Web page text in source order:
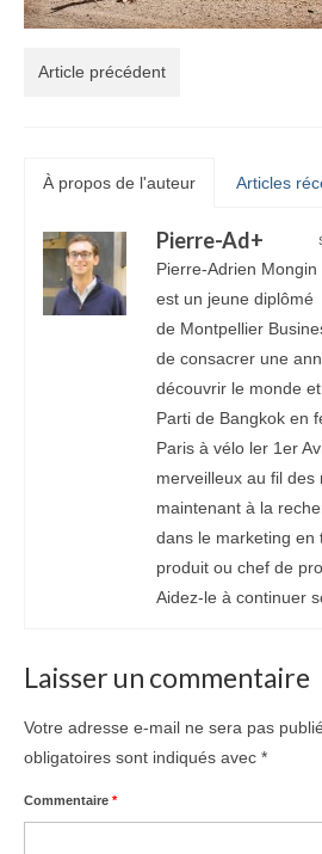
Article précédent
À propos de l'auteur Articles
Pierre-Ad+
Pierre-Adrien Mongin
est un jeune diplômé
de Montpellier
de consacrer une
découvrir le monde
Parti de Bangkok en
Paris à vélo ler 1er
merveilleux au fil
maintenant à la
dans le marketing en
produit ou chef de
Aidez-le à continuer
Laisser un commentaire
Votre adresse e-mail ne sera pas
obligatoires sont indiqués avec *
Commentaire *